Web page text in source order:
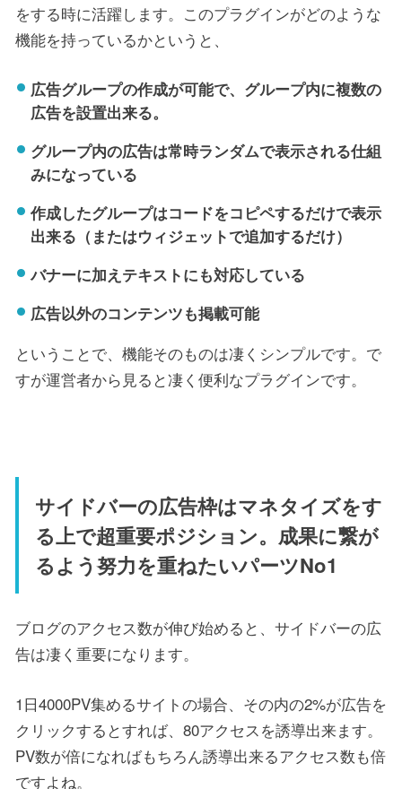
をする時に活躍します。このプラグインがどのような
機能を持っているかというと、
広告グループの作成が可能で、グループ内に複数の
広告を設置出来る。
グループ内の広告は常時ランダムで表示される仕組
みになっている
作成したグループはコードをコピペするだけで表示
出来る（またはウィジェットで追加するだけ）
バナーに加えテキストにも対応している
広告以外のコンテンツも掲載可能
ということで、機能そのものは凄くシンプルです。で
すが運営者から見ると凄く便利なプラグインです。
サイドバーの広告枠はマネタイズをす
る上で超重要ポジション。成果に繋が
るよう努力を重ねたいパーツNo1
ブログのアクセス数が伸び始めると、サイドバーの広
告は凄く重要になります。
1日4000PV集めるサイトの場合、その内の2%が広告を
クリックするとすれば、80アクセスを誘導出来ます。
PV数が倍になればもちろん誘導出来るアクセス数も倍
ですよね。